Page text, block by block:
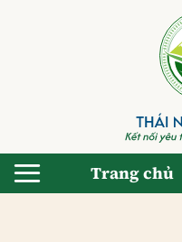
Trang chủ